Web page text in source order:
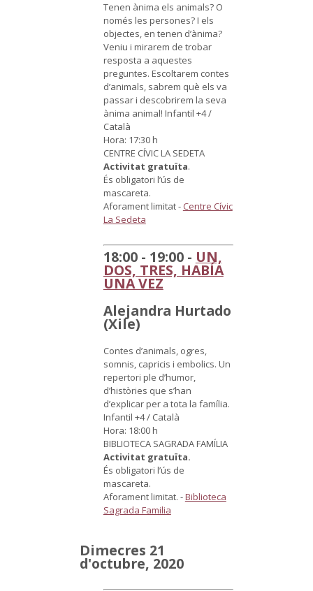
Tenen ànima els animals? O
només les persones? I els
objectes, en tenen d’ànima?
Veniu i mirarem de trobar
resposta a aquestes
preguntes. Escoltarem contes
d’animals, sabrem què els va
passar i descobrirem la seva
ànima animal! Infantil +4 /
Català
Hora: 17:30 h
CENTRE CÍVIC LA SEDETA
Activitat gratuïta.
És obligatori l’ús de
mascareta.
Aforament limitat- Centre Cívic
La Sedeta
18:00 - 19:00 - UN,
DOS, TRES, HABÍA
UNA VEZ
Alejandra Hurtado
(Xile)
Contes d’animals, ogres,
somnis, capricis i embolics. Un
repertori ple d’humor,
d’històries que s’han
d’explicar per a tota la família.
Infantil +4 / Català
Hora: 18:00 h
BIBLIOTECA SAGRADA FAMÍLIA
Activitat gratuïta.
És obligatori l’ús de
mascareta.
Aforament limitat. -Biblioteca
Sagrada Familia
Dimecres 21
d'octubre, 2020